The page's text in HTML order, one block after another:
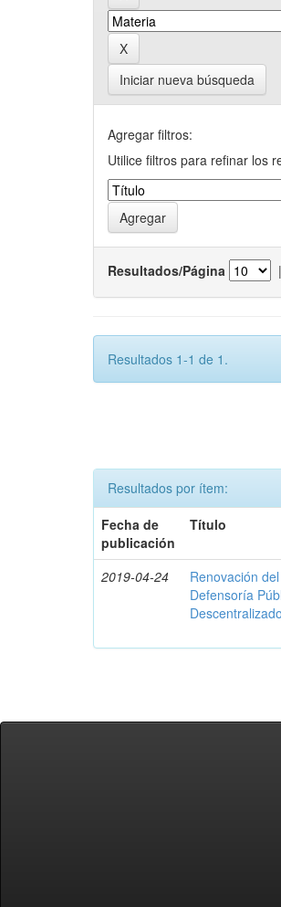
Iniciar nueva búsqueda
Agregar filtros:
Utilice filtros para refinar los
Resultados/Página |
Resultados 1-1 de 1.
Resultados por ítem:
Fecha de
publicación
Título
2019-04-24
Renovación
Defensoría